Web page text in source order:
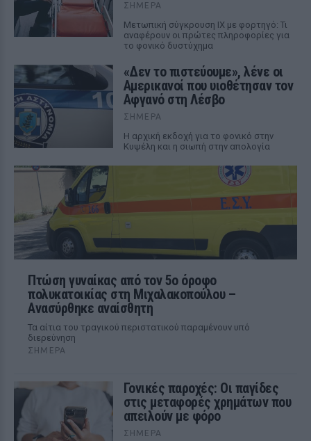
ΣΉΜΕΡΑ
Μετωπική σύγκρουση ΙΧ με φορτηγό: Τι
αναφέρουν οι πρώτες πληροφορίες για
το φονικό δυστύχημα
«Δεν το πιστεύουμε», λένε οι
Αμερικανοί που υιοθέτησαν τον
Αφγανό στη Λέσβο
ΣΉΜΕΡΑ
Η αρχική εκδοχή για το φονικό στην
Κυψέλη και η σιωπή στην απολογία
Πτώση γυναίκας από τον 5ο όροφο
πολυκατοικίας στη Μιχαλακοπούλου –
Ανασύρθηκε αναίσθητη
Τα αίτια του τραγικού περιστατικού παραμένουν υπό
διερεύνηση
ΣΉΜΕΡΑ
Γονικές παροχές: Οι παγίδες
στις μεταφορές χρημάτων που
απειλούν με φόρο
ΣΉΜΕΡΑ